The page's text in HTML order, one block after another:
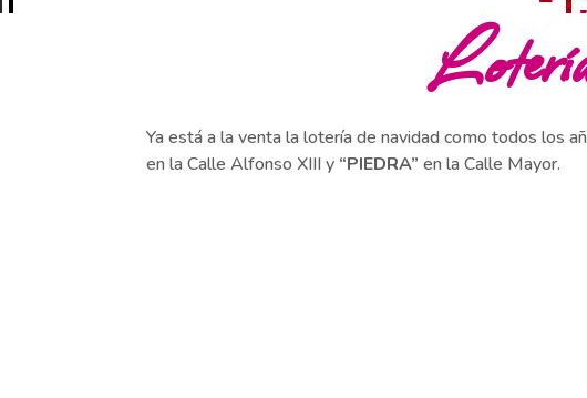
Ya está a la venta la lotería de navidad como todos los
en la Calle Alfonso XIII y “PIEDRA” en la Calle Mayor.